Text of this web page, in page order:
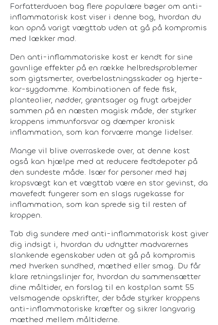
Forfatterduoen bag flere populære bøger om anti-
inflammatorisk kost viser i denne bog, hvordan du
kan opnå varigt vægttab uden at gå på kompromis
med lækker mad.
Den anti-inflammatoriske kost er kendt for sine
gavnlige effekter på en række helbredsproblemer
som gigtsmerter, overbelastningsskader og hjerte-
kar-sygdomme. Kombinationen af fede fisk,
planteolier, nødder, grøntsager og frugt arbejder
sammen på en næsten magisk måde, der styrker
kroppens immunforsvar og dæmper kronisk
inflammation, som kan forværre mange lidelser.
Mange vil blive overraskede over, at denne kost
også kan hjælpe med at reducere fedtdepoter på
den sundeste måde. Især for personer med høj
kropsvægt kan et vægttab være en stor gevinst, da
mavefedt fungerer som en slags rugekasse for
inflammation, som kan sprede sig til resten af
kroppen.
Tab dig sundere med anti-inflammatorisk kost giver
dig indsigt i, hvordan du udnytter madvarernes
slankende egenskaber uden at gå på kompromis
med hverken sundhed, mæthed eller smag. Du får
klare retningslinjer for, hvordan du sammensætter
dine måltider, en forslag til en kostplan samt 55
velsmagende opskrifter, der både styrker kroppens
anti-inflammatoriske kræfter og sikrer langvarig
mæthed mellem måltiderne.